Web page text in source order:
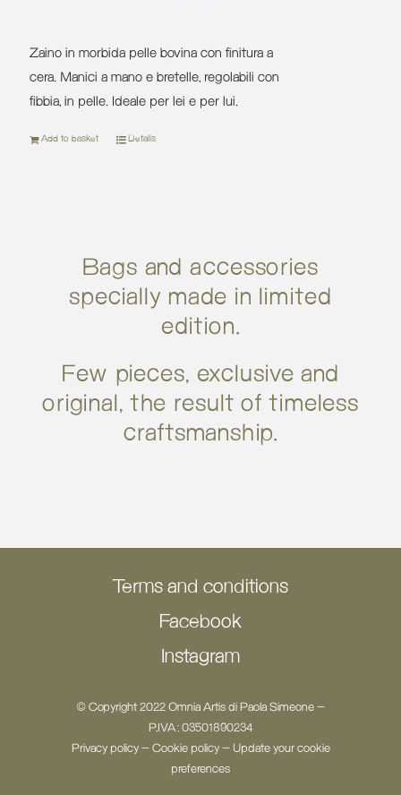
Zaino in morbida pelle bovina con finitura a
cera. Manici a mano e bretelle, regolabili con
fibbia, in pelle. Ideale per lei e per lui.
Add to basket Details
Bags and accessories
specially made in limited
edition.
Few pieces, exclusive and
original, the result of timeless
craftsmanship.
© Copyright 2022 Omnia Artis di Paola Simeone -
P.IVA: 03501890234
Privacy policy- Cookie policy- Update your cookie
preferences
Terms and conditions
Facebook
Instagram